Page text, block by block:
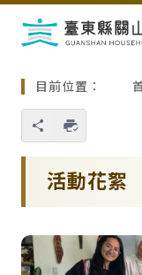
目前位置：
您也可以使
略過單元子連結
活動花絮